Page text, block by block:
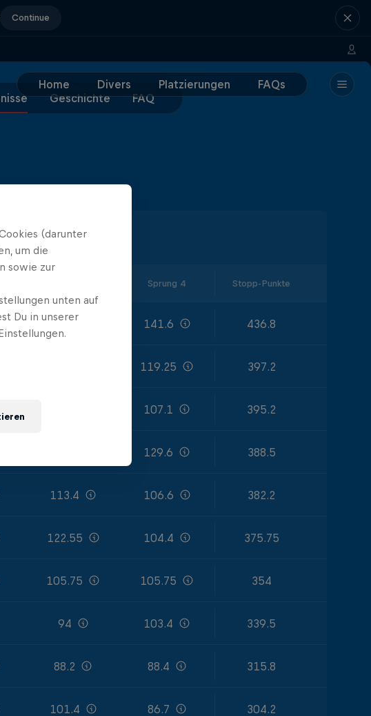
Continue
Home Divers Platzierungen
FAQs
Geschichte FAQ
Sprung 4 Stopp-Punkte
136.8 141.6 436.8
119.25 397.2
107.1 395.2
129.6 388.5
113.4 106.6 382.2
122.55 104.4 375.75
105.75 105.75 354
94 103.4 339.5
88.2 88.4 315.8
101.4 86.7 304.2
(darunter
um die
sowie zur
unten auf
Du in unserer